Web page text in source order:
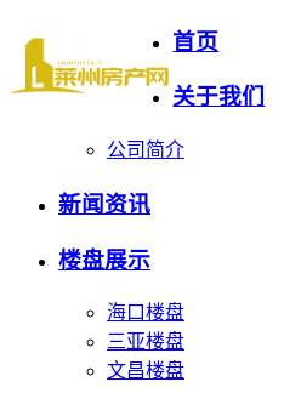
首页
关于我们
公司简介
新闻资讯
楼盘展示
海口楼盘
三亚楼盘
文昌楼盘